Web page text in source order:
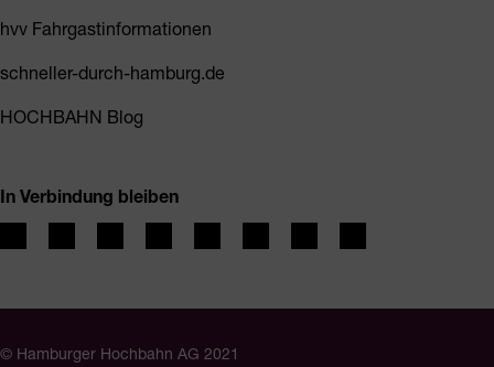
hvv Fahrgastinformationen
schneller-durch-hamburg.de
HOCHBAHN Blog
In Verbindung bleiben
© Hamburger Hochbahn AG 2021